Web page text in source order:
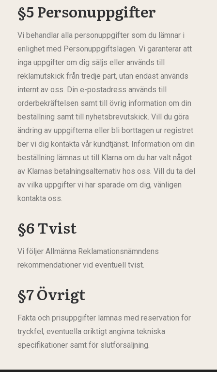
§5 Personuppgifter
Vi behandlar alla personuppgifter som du lämnar i
enlighet med Personuppgiftslagen. Vi garanterar att
inga uppgifter om dig säljs eller används till
reklamutskick från tredje part, utan endast används
internt av oss. Din e-postadress används till
orderbekräftelsen samt till övrig information om din
beställning samt till nyhetsbrevutskick. Vill du göra
ändring av uppgifterna eller bli borttagen ur registret
ber vi dig kontakta vår kundtjänst. Information om din
beställning lämnas ut till Klarna om du har valt något
av Klarnas betalningsalternativ hos oss. Vill du ta del
av vilka uppgifter vi har sparade om dig, vänligen
kontakta oss.
§6 Tvist
Vi följer Allmänna Reklamationsnämndens
rekommendationer vid eventuell tvist.
§7 Övrigt
Fakta och prisuppgifter lämnas med reservation för
tryckfel, eventuella oriktigt angivna tekniska
specifikationer samt för slutförsäljning.